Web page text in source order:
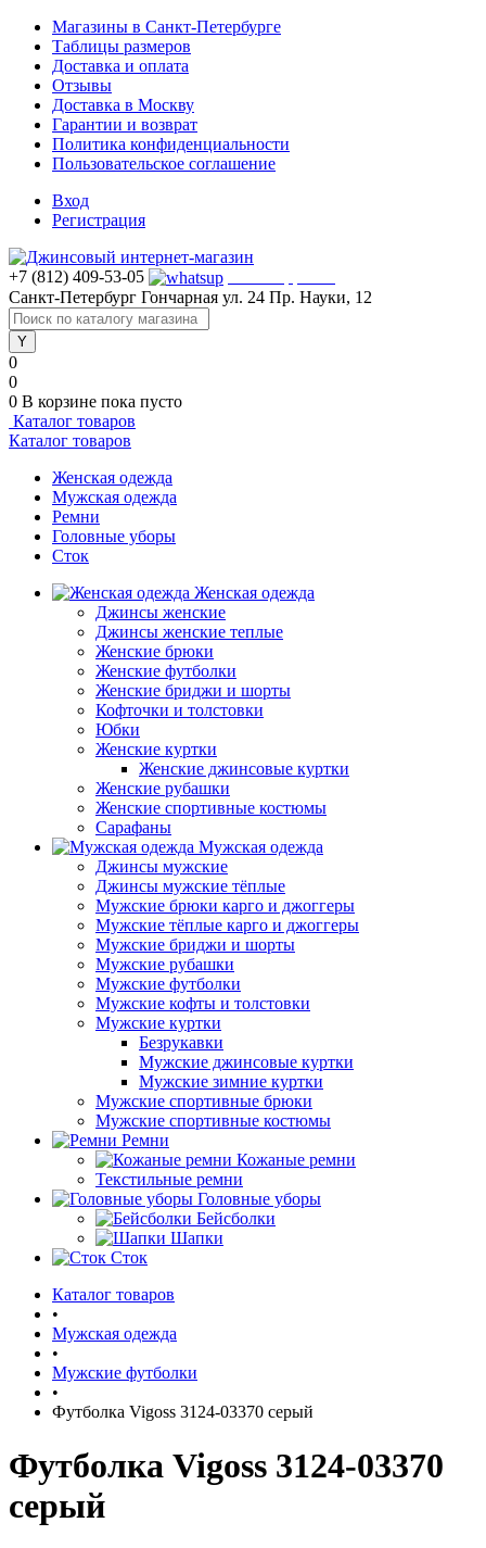
Магазины в Санкт-Петербурге
Таблицы размеров
Доставка и оплата
Отзывы
Доставка в Москву
Гарантии и возврат
Политика конфиденциальности
Пользовательское соглашение
Вход
Регистрация
+7 (812) 409-53-05
Санкт-Петербург Гончарная ул. 24 Пр. Науки, 12
0
0
0 В корзине пока пусто
Каталог товаров
Каталог товаров
Женская одежда
Мужская одежда
Ремни
Головные уборы
Сток
Женская одежда
Джинсы женские
Джинсы женские теплые
Женские брюки
Женские футболки
Женские бриджи и шорты
Кофточки и толстовки
Юбки
Женские куртки
Женские джинсовые куртки
Женские рубашки
Женские спортивные костюмы
Сарафаны
Мужская одежда
Джинсы мужские
Джинсы мужские тёплые
Мужские брюки карго и джоггеры
Мужские тёплые карго и джоггеры
Мужские бриджи и шорты
Мужские рубашки
Мужские футболки
Мужские кофты и толстовки
Мужские куртки
Безрукавки
Мужские джинсовые куртки
Мужские зимние куртки
Мужские спортивные брюки
Мужские спортивные костюмы
Ремни
Кожаные ремни
Текстильные ремни
Головные уборы
Бейсболки
Шапки
Сток
Каталог товаров
•
Мужская одежда
•
Мужские футболки
•
Футболка Vigoss 3124-03370 серый
Футболка Vigoss 3124-03370
серый